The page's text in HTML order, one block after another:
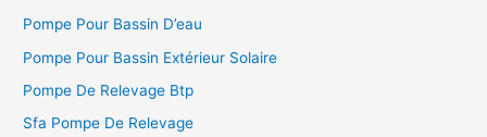
r
c
h
Pompe Pour Bassin D’eau
Pompe Pour Bassin Extérieur Solaire
Pompe De Relevage Btp
Sfa Pompe De Relevage